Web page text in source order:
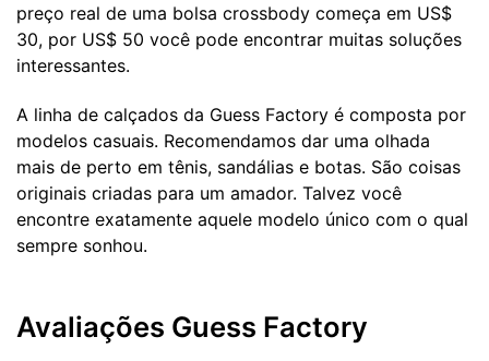
preço real de uma bolsa crossbody começa em US$
30, por US$ 50 você pode encontrar muitas soluções
interessantes.
A linha de calçados da Guess Factory é composta por
modelos casuais. Recomendamos dar uma olhada
mais de perto em tênis, sandálias e botas. São coisas
originais criadas para um amador. Talvez você
encontre exatamente aquele modelo único com o qual
sempre sonhou.
Avaliações Guess Factory